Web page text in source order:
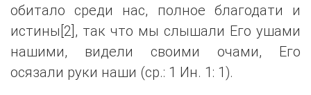
обитало среди нас, полное благодати и
истины[2], так что мы слышали Его ушами
нашими, видели своими очами, Его
осязали руки наши (ср.: 1 Ин. 1: 1).